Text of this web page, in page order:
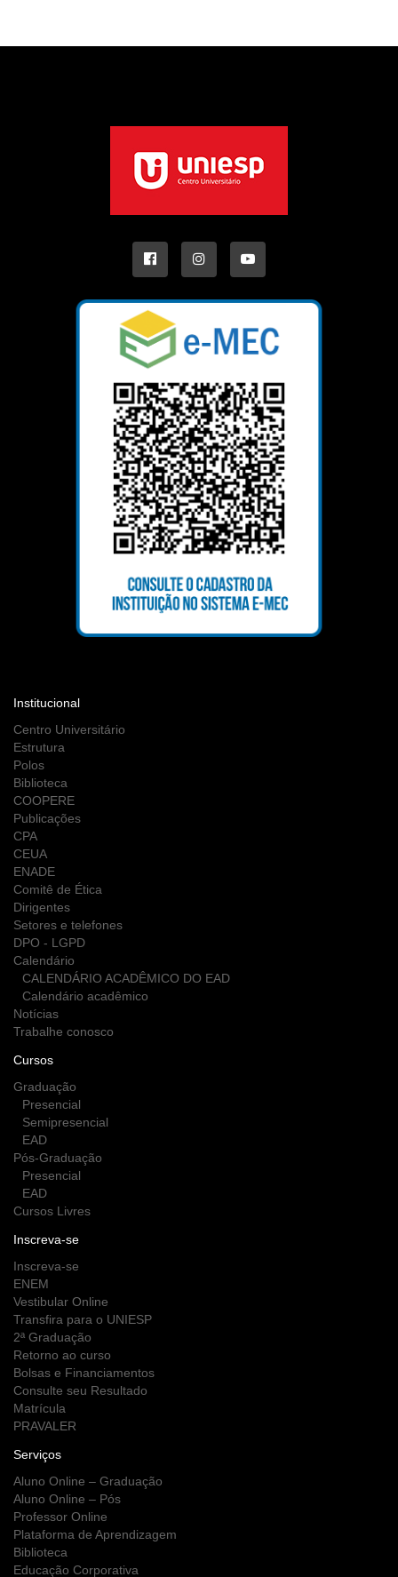
Institucional
Centro Universitário
Estrutura
Polos
Biblioteca
COOPERE
Publicações
CPA
CEUA
ENADE
Comitê de Ética
Dirigentes
Setores e telefones
DPO - LGPD
Calendário
CALENDÁRIO ACADÊMICO DO EAD
Calendário acadêmico
Notícias
Trabalhe conosco
Cursos
Graduação
Presencial
Semipresencial
EAD
Pós-Graduação
Presencial
EAD
Cursos Livres
Inscreva-se
Inscreva-se
ENEM
Vestibular Online
Transfira para o UNIESP
2ª Graduação
Retorno ao curso
Bolsas e Financiamentos
Consulte seu Resultado
Matrícula
PRAVALER
Serviços
Aluno Online – Graduação
Aluno Online – Pós
Professor Online
Plataforma de Aprendizagem
Biblioteca
Educação Corporativa